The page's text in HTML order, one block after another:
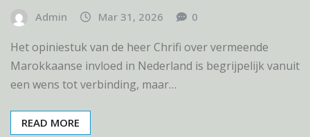
Admin Mar 31, 2026 0
Het opiniestuk van de heer Chrifi over vermeende
Marokkaanse invloed in Nederland is begrijpelijk vanuit
een wens tot verbinding, maar…
READ MORE